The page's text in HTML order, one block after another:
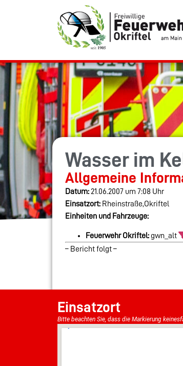
Wasser im
Allgemeine
Datum: 21.06.2007 um 7:08 Uhr
Einsatzort: Rheinstraße,Okriftel
Einheiten und Fahrzeuge:
Feuerwehr Okriftel: gwn_alt
– Bericht folgt –
Einsatzort
Bitte beachten Sie, dass die Markierung